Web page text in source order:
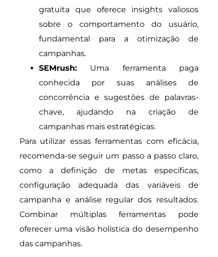
gratuita que oferece insights valiosos
sobre o comportamento do usuário,
fundamental para a otimização de
campanhas.
SEMrush: Uma ferramenta paga
conhecida por suas análises de
concorrência e sugestões de palavras-
chave, ajudando na criação de
campanhas mais estratégicas.
Para utilizar essas ferramentas com eficácia,
recomenda-se seguir um passo a passo claro,
como a definição de metas específicas,
configuração adequada das variáveis de
campanha e análise regular dos resultados.
Combinar múltiplas ferramentas pode
oferecer uma visão holística do desempenho
das campanhas.